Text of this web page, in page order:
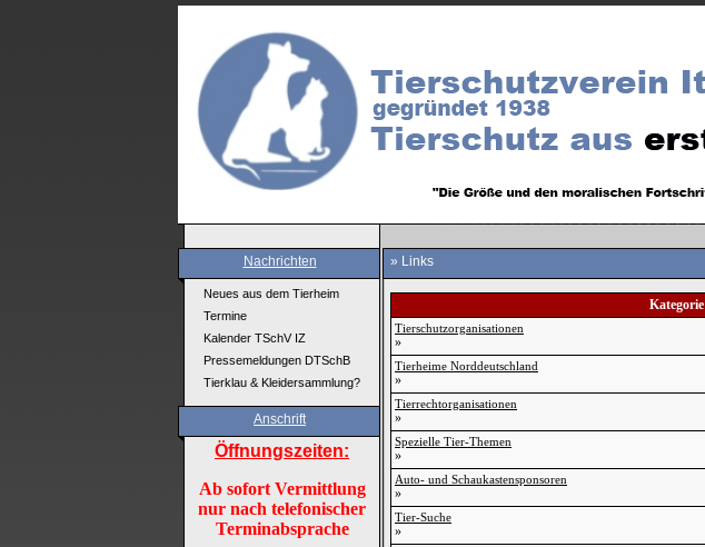
Nachrichten
Neues aus dem Tierheim
Termine
Kalender TSchV IZ
Pressemeldungen DTSchB
Tierklau & Kleidersammlung?
Anschrift
Öffnungszeiten:
Ab sofort Vermittlung
nur nach telefonischer
Terminabsprache
» Links
Kategorie
Tierschutzorganisationen
»
Tierheime Norddeutschland
»
Tierrechtorganisationen
»
Spezielle Tier-Themen
»
Auto- und Schaukastensponsoren
»
Tier-Suche
»